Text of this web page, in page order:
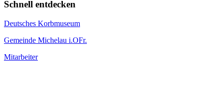
Schnell entdecken
Deutsches Korbmuseum
Gemeinde Michelau i.OFr.
Mitarbeiter